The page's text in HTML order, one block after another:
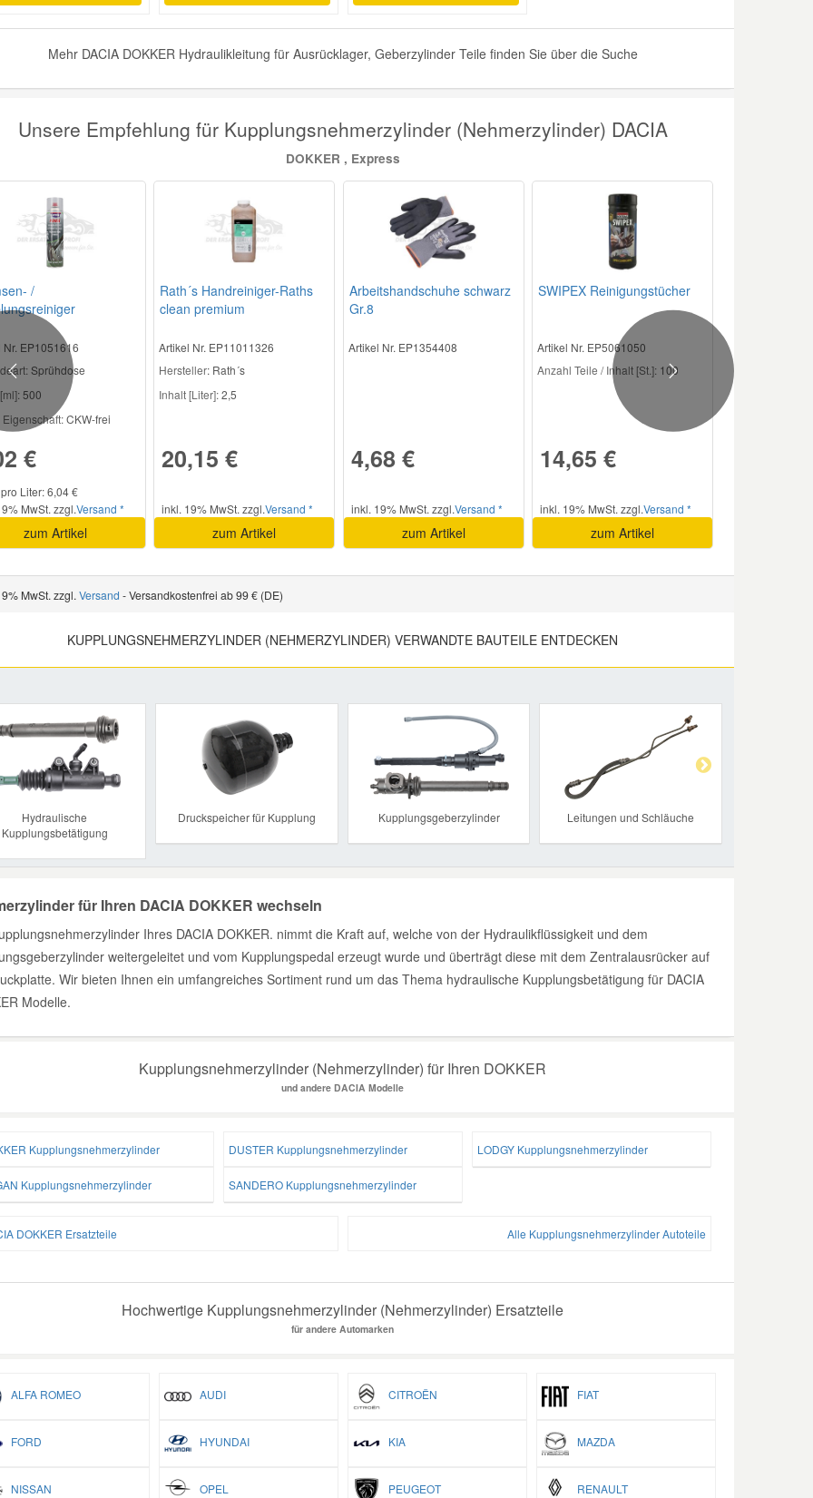
Mehr DACIA DOKKER Hydraulikleitung für Ausrücklager, Geberzylinder Teile finden Sie über die Suche
Unsere Empfehlung für Kupplungsnehmerzylinder (Nehmerzylinder) DACIA
DOKKER , Express
/
Nr. EP1051616
Sprühdose
500
CKW-frei
€
Liter: 6,04 €
MwSt. zzgl.Versand *
zum Artikel
Rath´s Handreiniger-Raths
clean premium
Artikel Nr. EP11011326
Hersteller: Rath´s
Inhalt [Liter]:2,5
20,15 €
inkl. 19% MwSt. zzgl.Versand *
zum Artikel
Arbeitshandschuhe schwarz
Gr.8
Artikel Nr. EP1354408
4,68 €
inkl. 19% MwSt. zzgl.Versand *
zum Artikel
SWIPEX Reinigungstücher
Artikel Nr. EP5061050
Anzahl Teile / Inhalt [St.]: 100
14,65 €
inkl. 19% MwSt. zzgl.Versand *
zum Artikel
Previous Next
MwSt. zzgl. Versand - Versandkostenfrei ab 99 € (DE)
KUPPLUNGSNEHMERZYLINDER (NEHMERZYLINDER) VERWANDTE BAUTEILE ENTDECKEN
Hydraulische
Kupplungsbetätigung
Druckspeicher für Kupplung Kupplungsgeberzylinder Leitungen und Schläuche
Next
für Ihren DACIA DOKKER wechseln
Ihres DACIA DOKKER. nimmt die Kraft auf, welche von der Hydraulikflüssigkeit und dem
weitergeleitet und vom Kupplungspedal erzeugt wurde und überträgt diese mit dem Zentralausrücker auf
Wir bieten Ihnen ein umfangreiches Sortiment rund um das Thema hydraulische Kupplungsbetätigung für DACIA
Modelle.
Kupplungsnehmerzylinder (Nehmerzylinder) für Ihren DOKKER
und andere DACIA Modelle
Kupplungsnehmerzylinder DUSTER Kupplungsnehmerzylinder LODGY Kupplungsnehmerzylinder
Kupplungsnehmerzylinder SANDERO Kupplungsnehmerzylinder
DOKKER Ersatzteile Alle Kupplungsnehmerzylinder Autoteile
Hochwertige Kupplungsnehmerzylinder (Nehmerzylinder) Ersatzteile
für andere Automarken
ALFA ROMEO AUDI CITROËN FIAT
FORD HYUNDAI KIA MAZDA
NISSAN OPEL PEUGEOT RENAULT